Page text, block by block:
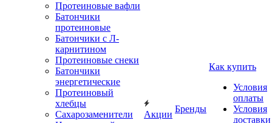
Протеиновые вафли
Батончики
протеиновые
Батончики с Л-
карнитином
Протеиновые снеки
Батончики
энергетические
Протеиновый
хлебцы
Сахарозаменители
Акции
Бренды
Как купить
Условия
оплаты
Условия
доставки